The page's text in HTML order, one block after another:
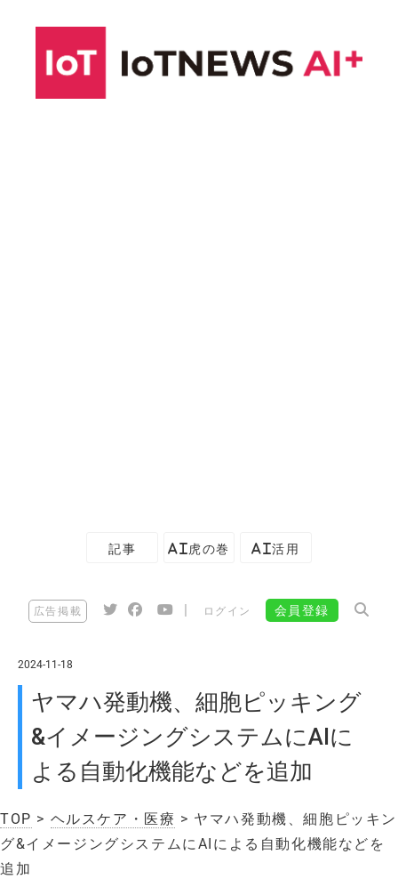
記事 AI虎の巻 AI活用
広告掲載 ログイン 会員登録
2024-11-18
ヤマハ発動機、細胞ピッキング
&イメージングシステムにAIに
よる自動化機能などを追加
TOP > ヘルスケア・医療 > ヤマハ発動機、細胞ピッキン
グ&イメージングシステムにAIによる自動化機能などを
追加